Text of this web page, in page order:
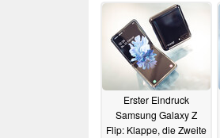
Erster Eindruck
Samsung Galaxy Z
Flip: Klappe, die Zweite